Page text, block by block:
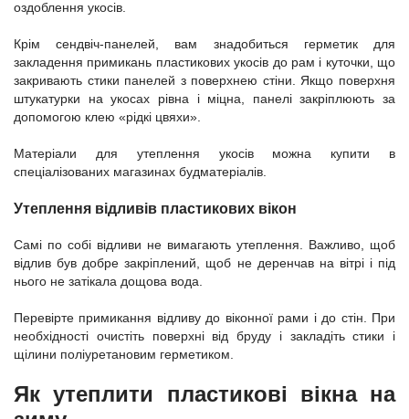
оздоблення укосів.
Крім сендвіч-панелей, вам знадобиться герметик для
закладення примикань пластикових укосів до рам і куточки, що
закривають стики панелей з поверхнею стіни. Якщо поверхня
штукатурки на укосах рівна і міцна, панелі закріплюють за
допомогою клею «рідкі цвяхи».
Матеріали для утеплення укосів можна купити в
спеціалізованих магазинах будматеріалів.
Утеплення відливів пластикових вікон
Самі по собі відливи не вимагають утеплення. Важливо, щоб
відлив був добре закріплений, щоб не деренчав на вітрі і під
нього не затікала дощова вода.
Перевірте примикання відливу до віконної рами і до стін. При
необхідності очистіть поверхні від бруду і закладіть стики і
щілини поліуретановим герметиком.
Як утеплити пластикові вікна на